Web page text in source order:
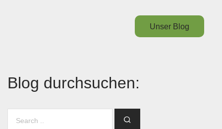
Unser Blog
Blog durchsuchen: